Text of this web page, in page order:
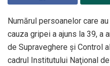
Numărul persoanelor care
cauza gripei a ajuns la 39, a
de Supraveghere şi Control
cadrul Institutului Naţional